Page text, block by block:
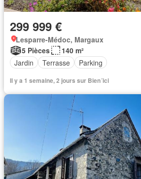
299 999 €
Lesparre-Médoc, Margaux
5 Pièces
140 m²
Jardin
Terrasse Parking
Il y a 1 semaine, 2 jours sur Bien´ici